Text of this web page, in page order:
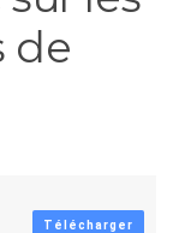
de
Télécharger